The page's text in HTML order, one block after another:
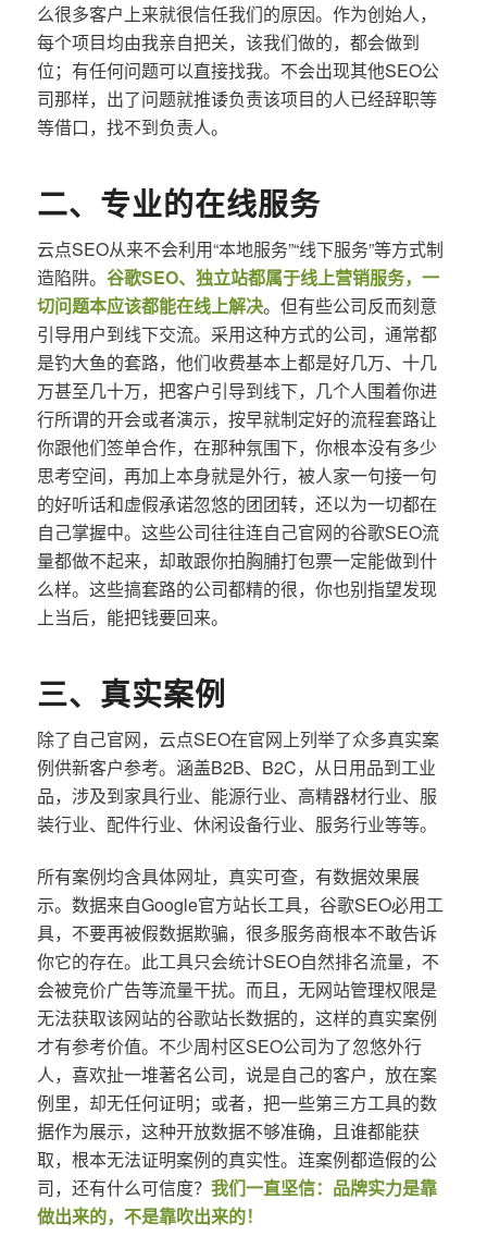
么很多客户上来就很信任我们的原因。作为创始人，
每个项目均由我亲自把关，该我们做的，都会做到
位；有任何问题可以直接找我。不会出现其他SEO公
司那样，出了问题就推诿负责该项目的人已经辞职等
等借口，找不到负责人。
二、专业的在线服务
云点SEO从来不会利用“本地服务”“线下服务”等方式制
造陷阱。 谷歌SEO、独立站都属于线上营销服务，一
切问题本应该都能在线上解决。但有些公司反而刻意
引导用户到线下交流。采用这种方式的公司，通常都
是钓大鱼的套路，他们收费基本上都是好几万、十几
万甚至几十万，把客户引导到线下，几个人围着你进
行所谓的开会或者演示，按早就制定好的流程套路让
你跟他们签单合作，在那种氛围下，你根本没有多少
思考空间，再加上本身就是外行，被人家一句接一句
的好听话和虚假承诺忽悠的团团转，还以为一切都在
自己掌握中。这些公司往往连自己官网的谷歌SEO流
量都做不起来，却敢跟你拍胸脯打包票一定能做到什
么样。这些搞套路的公司都精的很，你也别指望发现
上当后，能把钱要回来。
三、真实案例
除了自己官网，云点SEO在官网上列举了众多真实案
例供新客户参考。涵盖B2B、B2C，从日用品到工业
品，涉及到家具行业、能源行业、高精器材行业、服
装行业、配件行业、休闲设备行业、服务行业等等。
所有案例均含具体网址，真实可查，有数据效果展
示。数据来自Google官方站长工具，谷歌SEO必用工
具，不要再被假数据欺骗，很多服务商根本不敢告诉
你它的存在。此工具只会统计SEO自然排名流量，不
会被竞价广告等流量干扰。而且，无网站管理权限是
无法获取该网站的谷歌站长数据的，这样的真实案例
才有参考价值。不少周村区SEO公司为了忽悠外行
人，喜欢扯一堆著名公司，说是自己的客户，放在案
例里，却无任何证明；或者，把一些第三方工具的数
据作为展示，这种开放数据不够准确，且谁都能获
取，根本无法证明案例的真实性。连案例都造假的公
司，还有什么可信度？ 我们一直坚信：品牌实力是靠
做出来的，不是靠吹出来的！